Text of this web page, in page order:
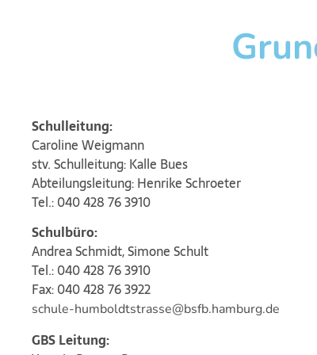
Schulleitung:
Caroline Weigmann
stv. Schulleitung: Kalle Bues
Abteilungsleitung: Henrike Schroeter
Tel.: 040 428 76 3910
Schulbüro:
Andrea Schmidt, Simone Schult
Tel.: 040 428 76 3910
Fax: 040 428 76 3922
schule-humboldtstrasse@bsfb.hamburg.de
GBS Leitung: